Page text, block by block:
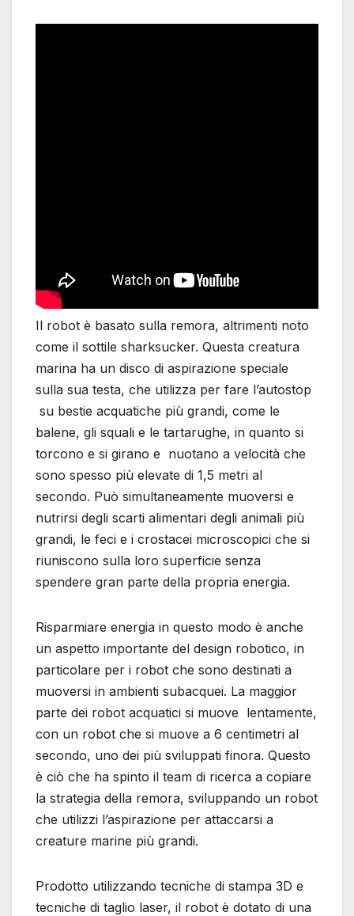
Il robot è basato sulla remora, altrimenti noto
come il sottile sharksucker. Questa creatura
marina ha un disco di aspirazione speciale
sulla sua testa, che utilizza per fare l’autostop
su bestie acquatiche più grandi, come le
balene, gli squali e le tartarughe, in quanto si
torcono e si girano e nuotano a velocità che
sono spesso più elevate di 1,5 metri al
secondo. Può simultaneamente muoversi e
nutrirsi degli scarti alimentari degli animali più
grandi, le feci e i crostacei microscopici che si
riuniscono sulla loro superficie senza
spendere gran parte della propria energia.
Risparmiare energia in questo modo è anche
un aspetto importante del design robotico, in
particolare per i robot che sono destinati a
muoversi in ambienti subacquei. La maggior
parte dei robot acquatici si muove lentamente,
con un robot che si muove a 6 centimetri al
secondo, uno dei più sviluppati finora. Questo
è ciò che ha spinto il team di ricerca a copiare
la strategia della remora, sviluppando un robot
che utilizzi l’aspirazione per attaccarsi a
creature marine più grandi.
Prodotto utilizzando tecniche di stampa 3D e
tecniche di taglio laser, il robot è dotato di una